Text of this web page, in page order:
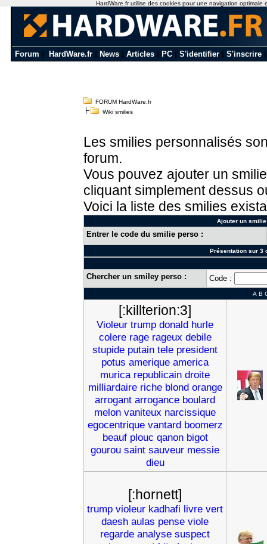
Forum HardWare.fr News Articles PC S'identifier S'inscrire
FORUM HardWare.fr
Wiki smilies
Les smilies personnalisés
forum.
Vous pouvez ajouter un
cliquant simplement dessus
Voici la liste des smilies
Ajouter un
Entrer le code du smilie perso :
Présentation sur 3
Chercher un smiley perso : Code :
A B
[:killterion:3]
Violeur trump donald hurle
colere rage rageux debile
stupide putain tele president
potus amerique america
murica republicain droite
milliardaire riche blond orange
arrogant arrogance boulard
melon vaniteux narcissique
egocentrique vantard boomerz
beauf plouc qanon bigot
gourou saint sauveur messie
dieu
[:hornett]
trump violeur kadhafi livre vert
daesh aulas pense viole
regarde analyse suspect
HardWare.fr utilise des cookies pour une navigation